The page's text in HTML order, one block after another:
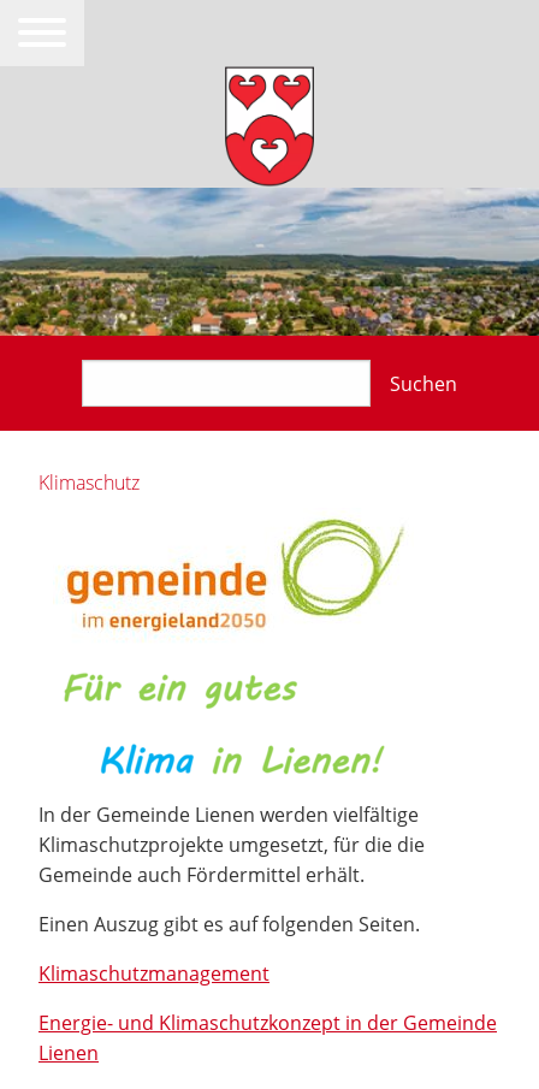
Suchen
Klimaschutz
In der Gemeinde Lienen werden vielfältige
Klimaschutzprojekte umgesetzt, für die die
Gemeinde auch Fördermittel erhält.
Einen Auszug gibt es auf folgenden Seiten.
Klimaschutzmanagement
Energie- und Klimaschutzkonzept in der Gemeinde
Lienen